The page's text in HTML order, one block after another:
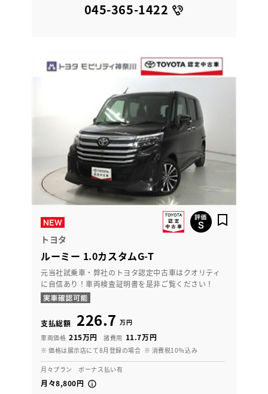
045-365-1422
トヨタ
ルーミー 1.0カスタムG-T
元当社試乗車・弊社のトヨタ認定中古車はクオリティ
に自信あり！車両検査証明書を是非ご覧ください！
支払総額 226.7 万円
車両価格 215万円 諸費用 11.7万円
※ 価格は展示店にて8月登録の場合 ※ 消費税10％込み
月々プラン ボーナス払い有
月々8,800円